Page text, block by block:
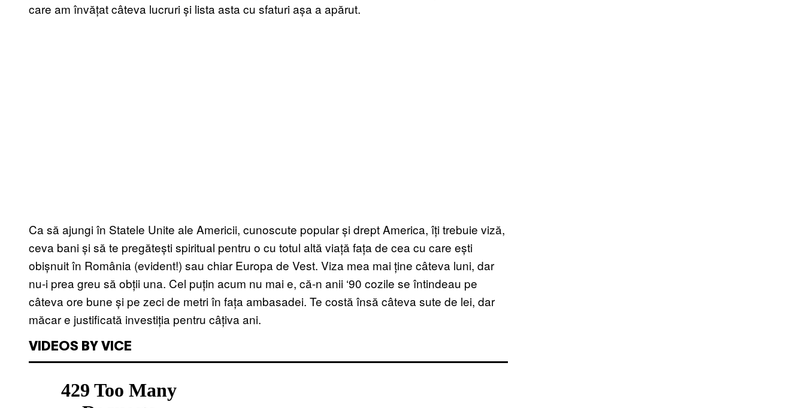
care am învățat câteva lucruri și lista asta cu sfaturi așa a apărut.
Ca să ajungi în Statele Unite ale Americii, cunoscute popular și drept America, îți trebuie viză,
ceva bani și să te pregătești spiritual pentru o cu totul altă viață fața de cea cu care ești
obișnuit în România (evident!) sau chiar Europa de Vest. Viza mea mai ține câteva luni, dar
nu-i prea greu să obții una. Cel puțin acum nu mai e, că-n anii ‘90 cozile se întindeau pe
câteva ore bune și pe zeci de metri în fața ambasadei. Te costă însă câteva sute de lei, dar
măcar e justificată investiția pentru câțiva ani.
VIDEOS BY VICE